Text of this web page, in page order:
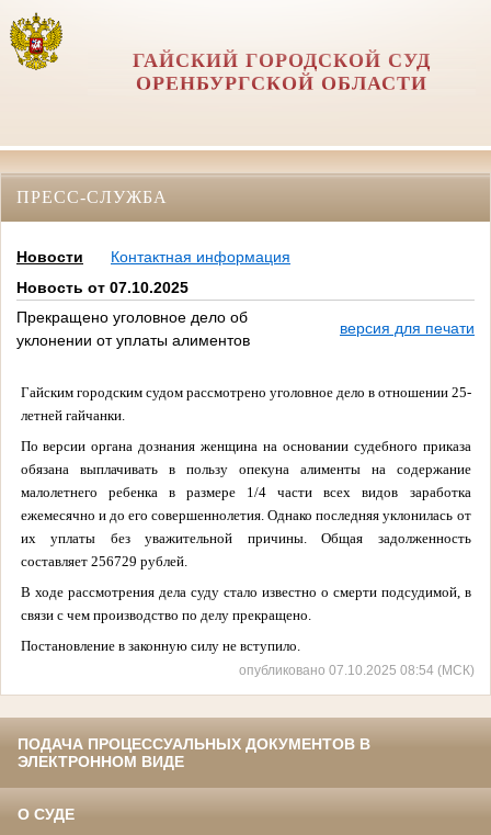
ГАЙСКИЙ ГОРОДСКОЙ СУД
ОРЕНБУРГСКОЙ ОБЛАСТИ
ПРЕСС-СЛУЖБА
Новости
Контактная информация
Новость от 07.10.2025
Прекращено уголовное дело об
уклонении от уплаты алиментов
версия для печати
Гайским городским судом рассмотрено уголовное дело в отношении 25-
летней гайчанки.
По версии органа дознания женщина на основании судебного приказа
обязана выплачивать в пользу опекуна алименты на содержание
малолетнего ребенка в размере 1/4 части всех видов заработка
ежемесячно и до его совершеннолетия. Однако последняя уклонилась от
их уплаты без уважительной причины. Общая задолженность
составляет 256729 рублей.
В ходе рассмотрения дела суду стало известно о смерти подсудимой, в
связи с чем производство по делу прекращено.
Постановление в законную силу не вступило.
опубликовано 07.10.2025 08:54 (МСК)
ПОДАЧА ПРОЦЕССУАЛЬНЫХ ДОКУМЕНТОВ В
ЭЛЕКТРОННОМ ВИДЕ
О СУДЕ